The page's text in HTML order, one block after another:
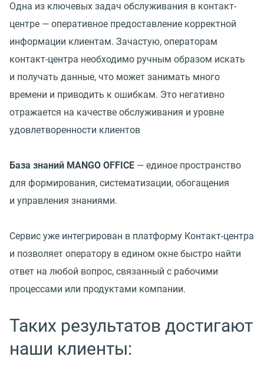
Одна из ключевых задач обслуживания в контакт-
центре — оперативное предоставление корректной
информации клиентам. Зачастую, операторам
контакт-центра необходимо ручным образом искать
и получать данные, что может занимать много
времени и приводить к ошибкам. Это негативно
отражается на качестве обслуживания и уровне
удовлетворенности клиентов
База знаний MANGO OFFICE — единое пространство
для формирования, систематизации, обогащения
и управления знаниями.
Сервис уже интегрирован в платформу Контакт-центра
и позволяет оператору в едином окне быстро найти
ответ на любой вопрос, связанный с рабочими
процессами или продуктами компании.
Таких результатов достигают
наши клиенты: